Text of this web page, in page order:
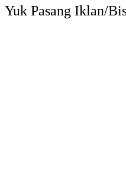
Yuk Pasang Iklan/